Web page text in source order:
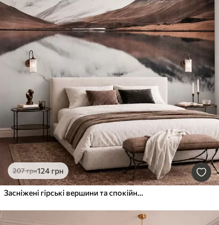
207грн124 грн
Засніжені гірські вершини та спокійне озеро з дзеркальним віддзеркаленням